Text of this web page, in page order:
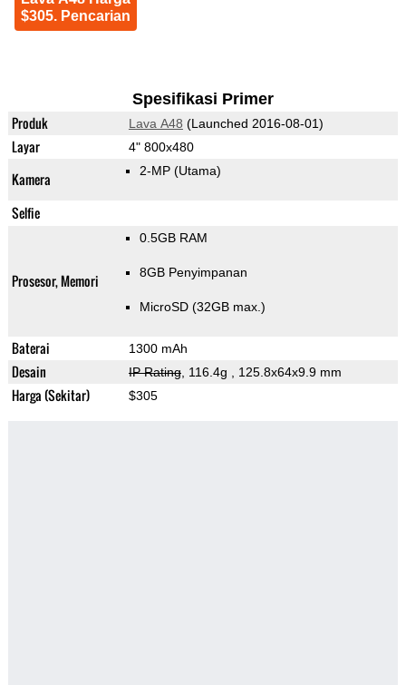
$305. Pencarian
Spesifikasi Primer
Produk Lava A48 (Launched 2016-08-01)
Layar 4" 800x480
Kamera 2-MP (Utama)
Selfie
Prosesor, Memori
0.5GB RAM
8GB Penyimpanan
MicroSD (32GB max.)
Baterai 1300 mAh
Desain IP Rating, 116.4g , 125.8x64x9.9 mm
Harga (Sekitar) $305